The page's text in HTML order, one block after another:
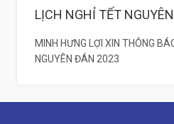
LỊCH NGHỈ TẾT
MINH HƯNG LỢI XIN THÔNG
NGUYÊN ĐÁN 2023